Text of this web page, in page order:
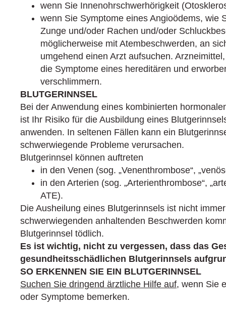
wenn Sie Innenohrschwerhörigkeit
wenn Sie Symptome eines Angioödems, wie
Zunge und/oder Rachen und/oder
möglicherweise mit Atembeschwerden, an
umgehend einen Arzt aufsuchen.
die Symptome eines hereditären und
verschlimmern.
BLUTGERINNSEL
Bei der Anwendung eines kombinierten
ist Ihr Risiko für die Ausbildung eines
anwenden. In seltenen Fällen kann ein
schwerwiegende Probleme verursachen.
Blutgerinnsel können auftreten
in den Venen (sog. „Venenthrombose“,
in den Arterien (sog. „Arterienthrombose“,
ATE).
Die Ausheilung eines Blutgerinnsels ist nicht
schwerwiegenden anhaltenden Beschwerden
Blutgerinnsel tödlich.
Es ist wichtig, nicht zu vergessen, dass das
gesundheitsschädlichen Blutgerinnsels
SO ERKENNEN SIE EIN BLUTGERINNSEL
Suchen Sie dringend ärztliche Hilfe auf, wenn Sie
oder Symptome bemerken.